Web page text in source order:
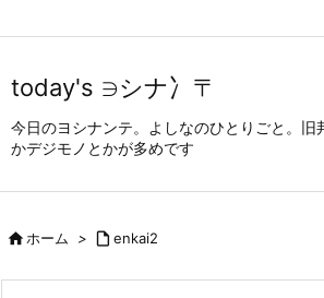
today's ∋シナ冫〒
今日のヨシナンテ。よしなのひとりごと。旧
かデジモノとかが多めです
ホーム >  enkai2